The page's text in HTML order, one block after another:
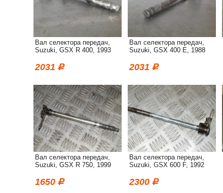
Вал селектора передач,
Suzuki, GSX R 400, 1993
2031
Вал селектора передач,
Suzuki, GSX 400 E, 1988
2031
Вал селектора передач,
Suzuki, GSX R 750, 1999
1650
Вал селектора передач,
Suzuki, GSX 600 F, 1992
2300